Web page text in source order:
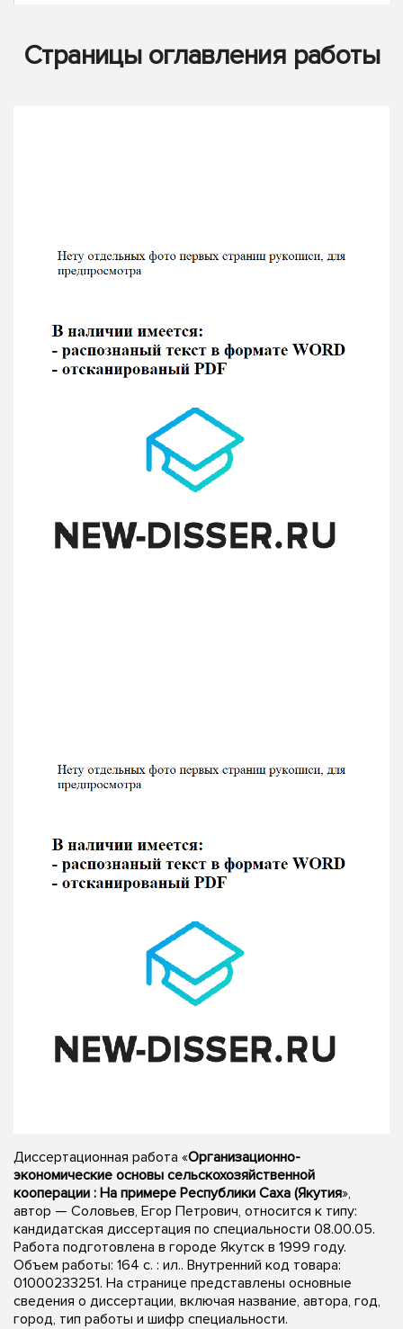
Страницы оглавления работы
Диссертационная работа «Организационно-
экономические основы сельскохозяйственной
кооперации : На примере Республики Саха (Якутия»,
автор — Соловьев, Егор Петрович, относится к типу:
кандидатская диссертация по специальности 08.00.05.
Работа подготовлена в городе Якутск в 1999 году.
Объем работы: 164 с. : ил.. Внутренний код товара:
01000233251. На странице представлены основные
сведения о диссертации, включая название, автора, год,
город, тип работы и шифр специальности.